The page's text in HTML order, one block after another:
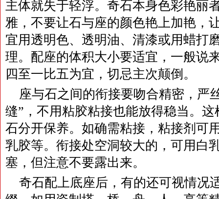
主体就失于轻浮。奇石本身色彩艳丽
雅，不要让石与座的颜色艳上加艳，
宜用透明色、透明油、清漆或用蜡打
理。配座的体积大小要适宜，一般说
四至一比五为宜，切忌主次颠倒。
座与石之间的衔接要吻合精密，严
缝”，不用粘胶粘接也能放得稳当。
石分开保养。如确需粘接，粘接剂可
乳胶等。衔接处空洞较大的，可用白
塞，但注意不要露出来。
奇石配上底座后，有的还可视情况